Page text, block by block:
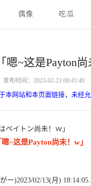
偶像 吃瓜
嗯~这是Payton尚
发布时间：2023-02-23 09:45:49
本网站和本页面链接，未经
ペイトン尚未！ｗ」
~这是Payton尚未！w」
ー)2023/02/13(月)